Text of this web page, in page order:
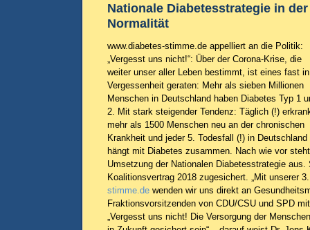
Nationale Diabetesstrategie in
Normalität
www.diabetes-stimme.de appelliert an die Politik:
„Vergesst uns nicht!“: Über der Corona-Krise, die
weiter unser aller Leben bestimmt, ist eines fast in
Vergessenheit geraten: Mehr als sieben Millionen
Menschen in Deutschland haben Diabetes Typ 1
2. Mit stark steigender Tendenz: Täglich (!)
mehr als 1500 Menschen neu an der chronischen
Krankheit und jeder 5. Todesfall (!) in Deutschland
hängt mit Diabetes zusammen. Nach wie vor
Umsetzung der Nationalen Diabetesstrategie aus.
Koalitionsvertrag 2018 zugesichert. „Mit unserer
stimme.de wenden wir uns direkt an
Fraktionsvorsitzenden von CDU/CSU und SPD
„Vergesst uns nicht! Die Versorgung der